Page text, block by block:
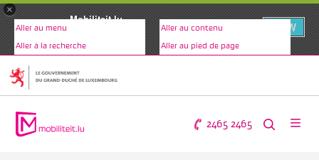
×
Mobiliteit.lu
VIEW
Aller au menu Aller au contenu
Aller à la recherche Aller au pied de page
2465 2465